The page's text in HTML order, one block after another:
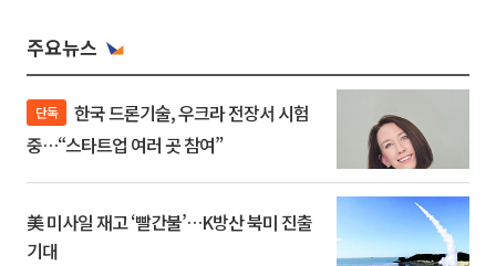
주요뉴스
단독
중…“스타트업 여러 곳 참여”
美 미사일 재고 ‘빨간불’…K방산 북미 진출
기대